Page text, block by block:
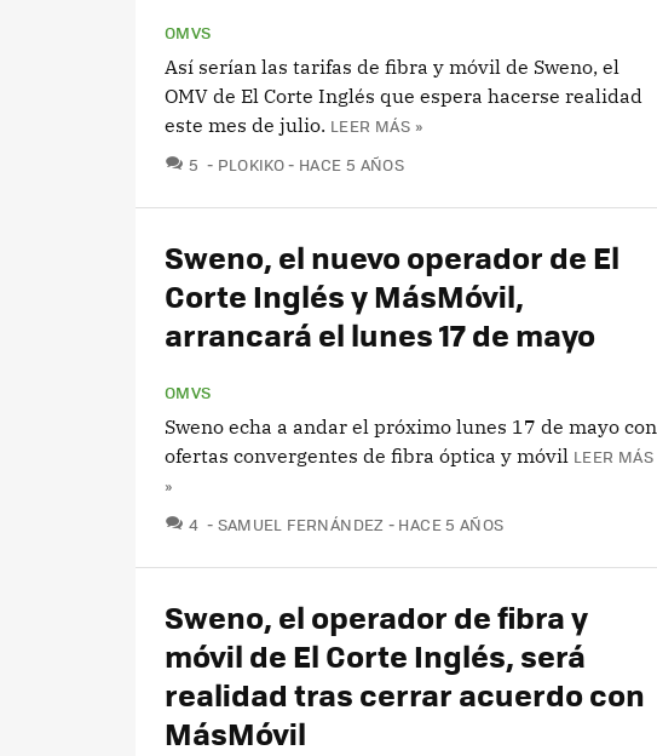
OMVS
Así serían las tarifas de fibra y móvil de Sweno, el
OMV de El Corte Inglés que espera hacerse realidad
este mes de julio. LEER MÁS »
5 COMENTARIOS
PLOKIKO HACE 5 AÑOS
Sweno, el nuevo operador de El
Corte Inglés y MásMóvil,
arrancará el lunes 17 de mayo
OMVS
Sweno echa a andar el próximo lunes 17 de mayo con
ofertas convergentes de fibra óptica y móvil LEER MÁS
»
4 COMENTARIOS
SAMUEL FERNÁNDEZ HACE 5 AÑOS
Sweno, el operador de fibra y
móvil de El Corte Inglés, será
realidad tras cerrar acuerdo con
MásMóvil